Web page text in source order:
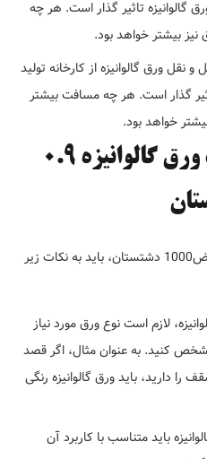
گالوانیزه تاثیر گذار است. هر چه
نیز بیشتر خواهد بود.
نقل ورق گالوانیزه از کارخانه تولید
گذار است. هر چه مسافت بیشتر
خواهد بود.
نکات مهم برای خرید ورق گالوانیزه 0.9
برای خرید ورق گالوانیزه 0.9 میل عرض1000 دشتستان، باید به نکات زیر
لازم است نوع ورق مورد نیاز
کنید. به عنوان مثال، اگر قصد
دارید، باید ورق گالوانیزه رنگی
باید متناسب با کاربرد آن